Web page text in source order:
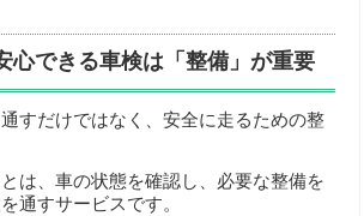
心できる車検は「整備」が重要
すだけではなく、安全に走るための整
とは、車の状態を確認し、必要な整備を
通すサービスです。